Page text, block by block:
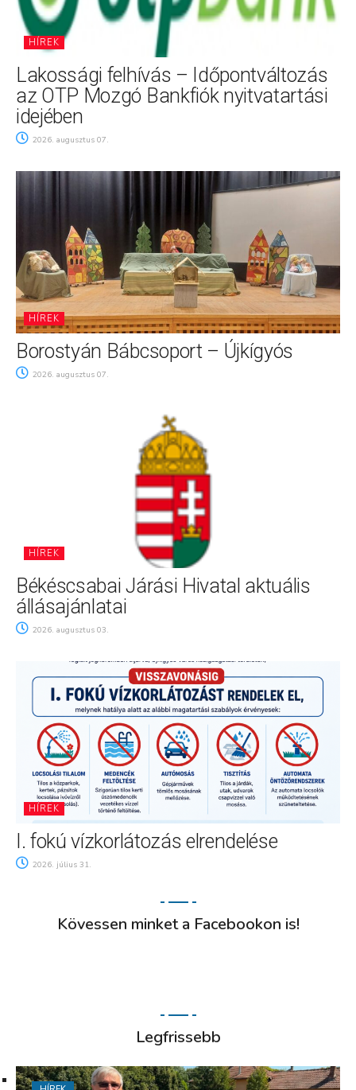
HÍREK
Lakossági felhívás – Időpontváltozás
az OTP Mozgó Bankfiók nyitvatartási
idejében
2026. augusztus 07.
HÍREK
Borostyán Bábcsoport – Újkígyós
2026. augusztus 07.
HÍREK
Békéscsabai Járási Hivatal aktuális
állásajánlatai
2026. augusztus 03.
HÍREK
I. fokú vízkorlátozás elrendelése
2026. július 31.
Kövessen minket a Facebookon is!
Legfrissebb